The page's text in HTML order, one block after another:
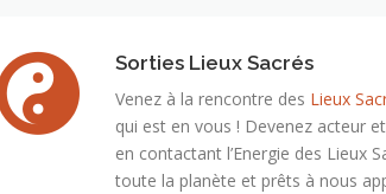
Sorties Lieux Sacrés
Venez à la rencontre des Lieux
qui est en vous ! Devenez acteur
en contactant l’Energie des Lieux
toute la planète et prêts à nous